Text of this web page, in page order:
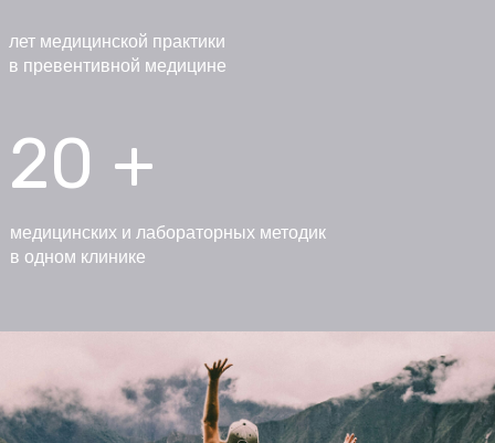
лет медицинской практики
в превентивной медицине
20 +
медицинских и лабораторных методик
в одном клинике